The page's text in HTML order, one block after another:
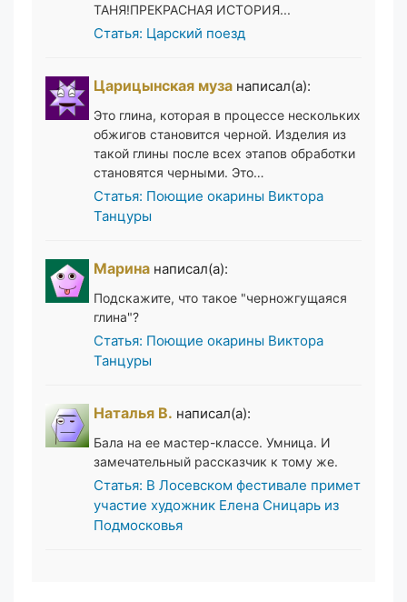
ТАНЯ!ПРЕКРАСНАЯ ИСТОРИЯ...
Статья: Царский поезд
Царицынская муза написал(а):
Это глина, которая в процессе нескольких
обжигов становится черной. Изделия из
такой глины после всех этапов обработки
становятся черными. Это…
Статья: Поющие окарины Виктора
Танцуры
Марина написал(а):
Подскажите, что такое "черножгущаяся
глина"?
Статья: Поющие окарины Виктора
Танцуры
Наталья В. написал(а):
Бала на ее мастер-классе. Умница. И
замечательный рассказчик к тому же.
Статья: В Лосевском фестивале примет
участие художник Елена Сницарь из
Подмосковья